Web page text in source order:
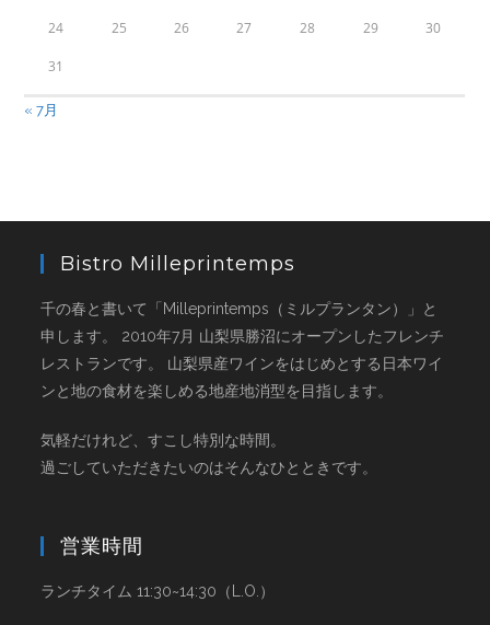
24 25 26 27 28 29 30
31
« 7月
Bistro Milleprintemps
千の春と書いて「Milleprintemps（ミルプランタン）」と
申します。 2010年7月 山梨県勝沼にオープンしたフレンチ
レストランです。 山梨県産ワインをはじめとする日本ワイ
ンと地の食材を楽しめる地産地消型を目指します。
気軽だけれど、すこし特別な時間。
過ごしていただきたいのはそんなひとときです。
営業時間
ランチタイム 11:30~14:30（L.O.）